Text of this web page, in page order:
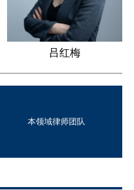
吕红梅
本领域律师团队